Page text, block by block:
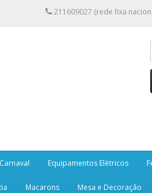
211609027 (rede fixa
Carnaval Equipamentos Elétricos
Macarons Mesa e Decoração